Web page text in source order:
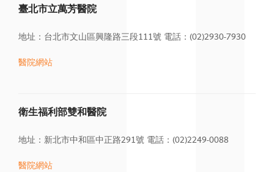
臺北市立萬芳醫院
地址：台北市文山區興隆路三段111號 電話：(02)2930-7930
醫院網站
衛生福利部雙和醫院
地址：新北市中和區中正路291號 電話：(02)2249-0088
醫院網站